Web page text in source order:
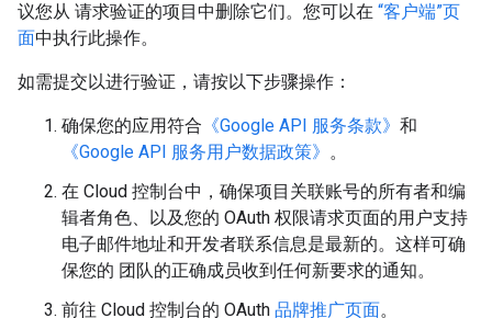
议您从 请求验证的项目中删除它们。您可以在 “客户端”页
面中执行此操作。
如需提交以进行验证，请按以下步骤操作：
确保您的应用符合 《Google API 服务条款》 和
《Google API 服务用户数据政策》 。
在 Cloud 控制台中，确保项目关联账号的所有者和编
辑者角色、以及您的 OAuth 权限请求页面的用户支持
电子邮件地址和开发者联系信息是最新的。这样可确
保您的 团队的正确成员收到任何新要求的通知。
前往 Cloud 控制台的 OAuth 品牌推广页面。